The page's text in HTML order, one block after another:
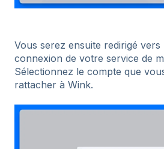
Vous serez ensuite redirigé vers
connexion de votre service de
Sélectionnez le compte que
rattacher à Wink.